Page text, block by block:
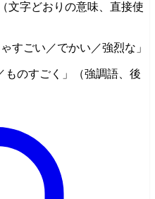
文字どおりの意味、直接使
すごい／でかい／強烈な」
ものすごく」（強調語、後